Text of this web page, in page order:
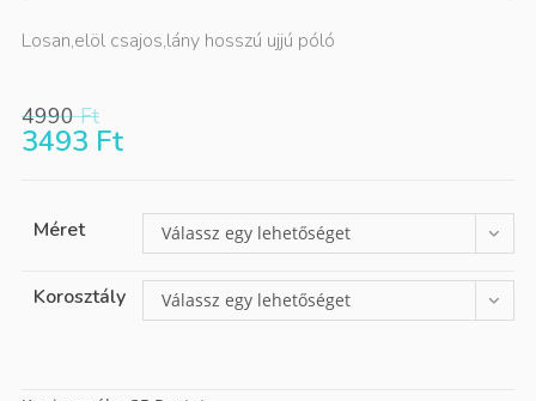
Losan,elöl csajos,lány hosszú ujjú póló
4990Ft
3493 Ft
Méret Válassz egy lehetőséget
Korosztály Válassz egy lehetőséget